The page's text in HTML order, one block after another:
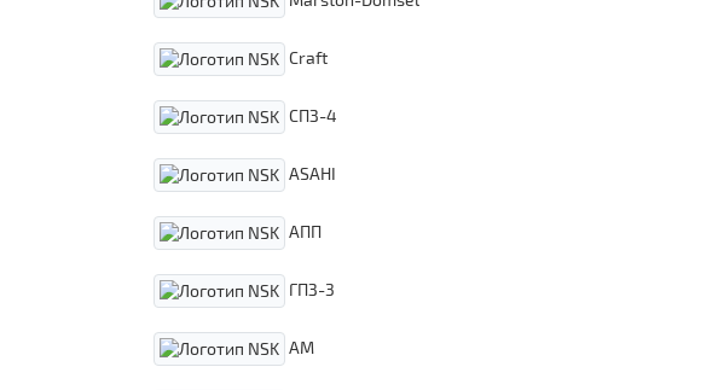
Craft
СПЗ-4
ASAHI
АПП
ГПЗ-3
АМ